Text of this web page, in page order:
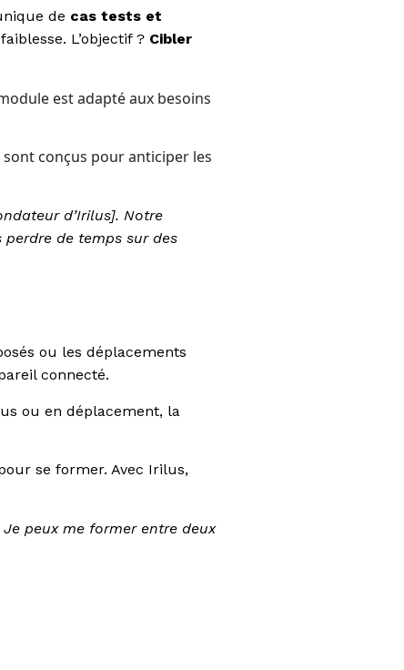
de cas tests et
L’objectif ? Cibler
est adapté aux besoins
sont conçus pour anticiper les
d’Irilus]. Notre
de temps sur des
ou les déplacements
connecté.
ou en déplacement, la
se former. Avec Irilus,
peux me former entre deux